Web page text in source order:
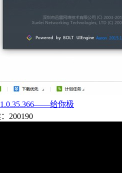
给你极
200190